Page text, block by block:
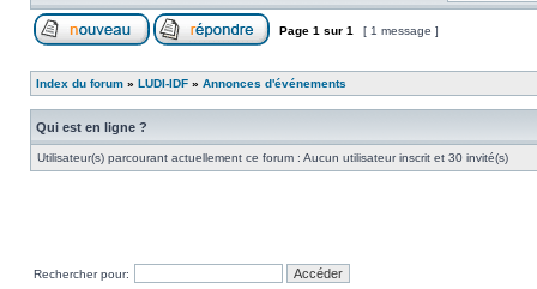
Page 1 sur 1 [ 1 message ]
Index du forum » LUDI-IDF » Annonces d'événements
Qui est en ligne ?
Utilisateur(s) parcourant actuellement ce forum : Aucun utilisateur inscrit et 30 invité(s)
Rechercher pour: